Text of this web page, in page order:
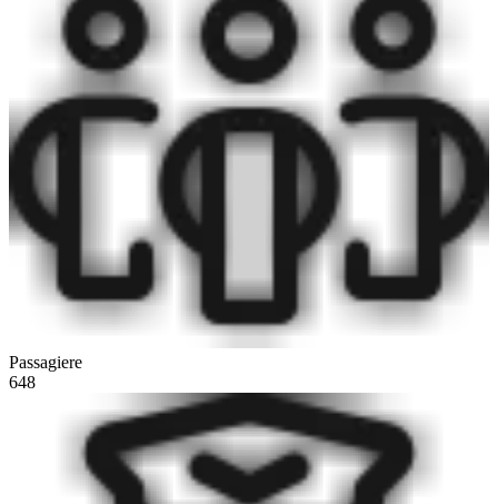
Passagiere
648